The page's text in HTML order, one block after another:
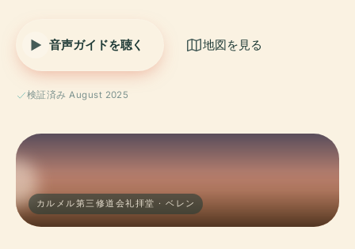
音声ガイドを聴く 地図を見る
検証済み August 2025
カルメル第三修道会礼拝堂 · ベレン